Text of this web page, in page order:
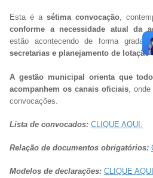
Esta é a sétima convocação,
conforme a necessidade atual da
estão acontecendo de forma
secretarias e planejamento de
A gestão municipal orienta que
acompanhem os canais oficiais, onde
convocações.
Lista de convocados: CLIQUE AQUI.
Relação de documentos obrigatórios:
Modelos de declarações: CLIQUE